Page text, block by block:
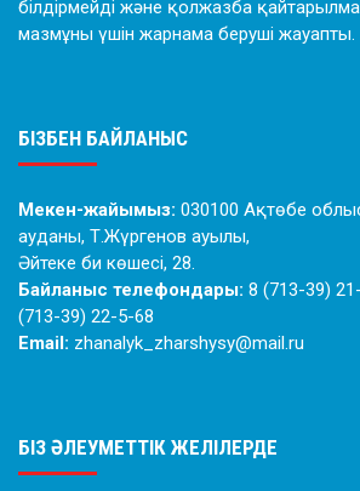
білдірмейді және қолжазба
мазмұны үшін жарнама беруші жауапты.
БІЗБЕН БАЙЛАНЫС
Мекен-жайымыз: 030100 Ақтөбе
ауданы, Т.Жүргенов ауылы,
Әйтеке би көшесі, 28.
Байланыс телефондары: 8 (713-39)
(713-39) 22-5-68
Email: zhanalyk_zharshysy@mail.ru
БІЗ ӘЛЕУМЕТТІК ЖЕЛІЛЕРДЕ